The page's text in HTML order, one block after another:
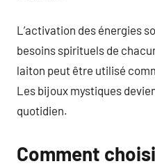
L’activation des énergies
besoins spirituels de
laiton peut être utilisé
Les bijoux mystiques
quotidien.
Comment